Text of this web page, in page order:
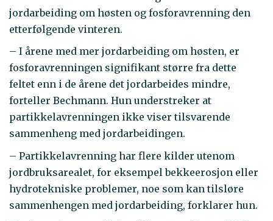
jordarbeiding om høsten og fosforavrenning den
etterfølgende vinteren.
– I årene med mer jordarbeiding om høsten, er
fosforavrenningen signifikant større fra dette
feltet enn i de årene det jordarbeides mindre,
forteller Bechmann. Hun understreker at
partikkelavrenningen ikke viser tilsvarende
sammenheng med jordarbeidingen.
– Partikkelavrenning har flere kilder utenom
jordbruksarealet, for eksempel bekkeerosjon eller
hydrotekniske problemer, noe som kan tilsløre
sammenhengen med jordarbeiding, forklarer hun.